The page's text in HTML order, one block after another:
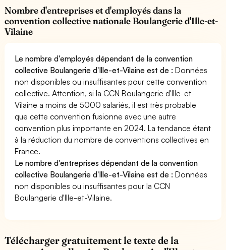
Nombre d'entreprises et d'employés dans la
convention collective nationale Boulangerie d'Ille-et-
Vilaine
Le nombre d'employés dépendant de la convention
collective Boulangerie d'Ille-et-Vilaine est de :Données
non disponibles ou insuffisantes pour cette convention
collective. Attention, si la CCN Boulangerie d'Ille-et-
Vilaine a moins de 5000 salariés, il est très probable
que cette convention fusionne avec une autre
convention plus importante en 2024. La tendance étant
à la réduction du nombre de conventions collectives en
France.
Le nombre d'entreprises dépendant de la convention
collective Boulangerie d'Ille-et-Vilaine est de :Données
non disponibles ou insuffisantes pour la CCN
Boulangerie d'Ille-et-Vilaine.
Télécharger gratuitement le texte de la